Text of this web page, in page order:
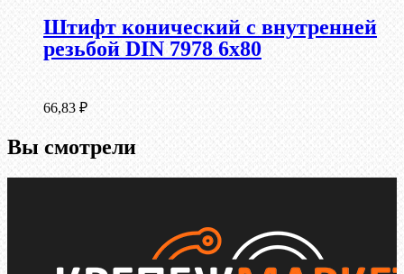
Штифт конический с внутренней
резьбой DIN 7978 6х80
66,83 ₽
Вы смотрели